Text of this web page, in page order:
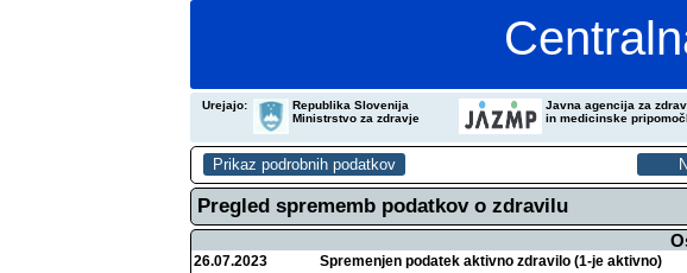
Urejajo:
Republika Slovenija
Ministrstvo za zdravje
Javna agencija za
in medicinske
Pregled sprememb podatkov o zdravilu
26.07.2023
Spremenjen podatek aktivno zdravilo (1-je aktivno)